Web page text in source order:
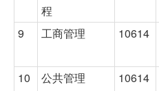
程
9 工商管理 10614
10 公共管理 10614